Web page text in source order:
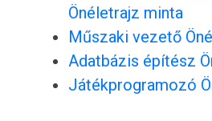
Önéletrajz minta
Műszaki vezető
Adatbázis építész
Játékprogramozó